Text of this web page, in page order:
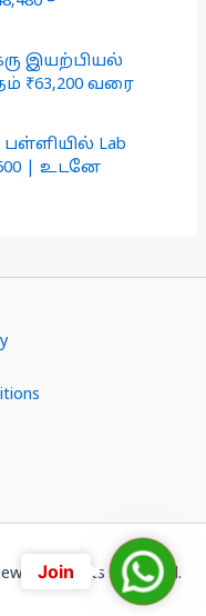
இயற்பியல்
₹63,200 வரை
Lab
| உடனே
All Rights Reserved.
Join
Join